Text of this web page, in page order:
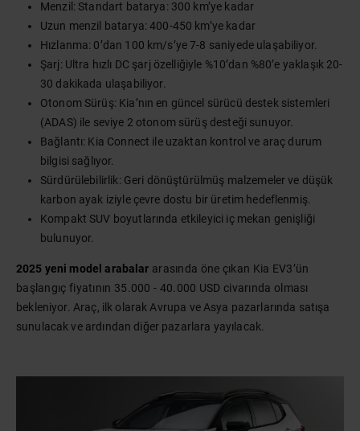
Menzil: Standart batarya: 300 km’ye kadar
Uzun menzil batarya: 400-450 km’ye kadar
Hızlanma: 0’dan 100 km/s’ye 7-8 saniyede ulaşabiliyor.
Şarj: Ultra hızlı DC şarj özelliğiyle %10’dan %80’e yaklaşık 20-
30 dakikada ulaşabiliyor.
Otonom Sürüş: Kia’nın en güncel sürücü destek sistemleri
(ADAS) ile seviye 2 otonom sürüş desteği sunuyor.
Bağlantı: Kia Connect ile uzaktan kontrol ve araç durum
bilgisi sağlıyor.
Sürdürülebilirlik: Geri dönüştürülmüş malzemeler ve düşük
karbon ayak iziyle çevre dostu bir üretim hedeflenmiş.
Kompakt SUV boyutlarında etkileyici iç mekan genişliği
bulunuyor.
2025 yeni model arabalar arasında öne çıkan Kia EV3’ün
başlangıç fiyatının 35.000 - 40.000 USD civarında olması
bekleniyor. Araç, ilk olarak Avrupa ve Asya pazarlarında satışa
sunulacak ve ardından diğer pazarlara yayılacak.